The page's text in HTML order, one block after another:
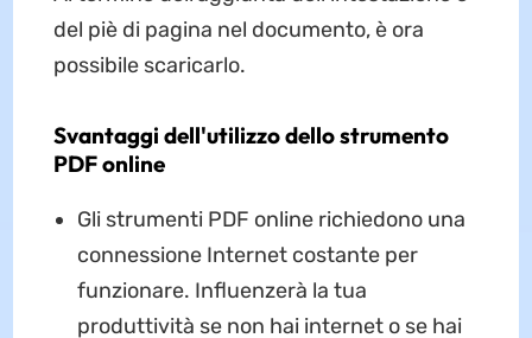
del piè di pagina nel documento, è ora
possibile scaricarlo.
Svantaggi dell'utilizzo dello strumento
PDF online
Gli strumenti PDF online richiedono una
connessione Internet costante per
funzionare. Influenzerà la tua
produttività se non hai internet o se hai